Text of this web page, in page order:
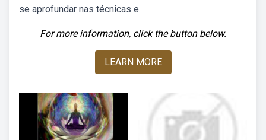
se aprofundar nas técnicas e.
For more information, click the button below.
LEARN MORE